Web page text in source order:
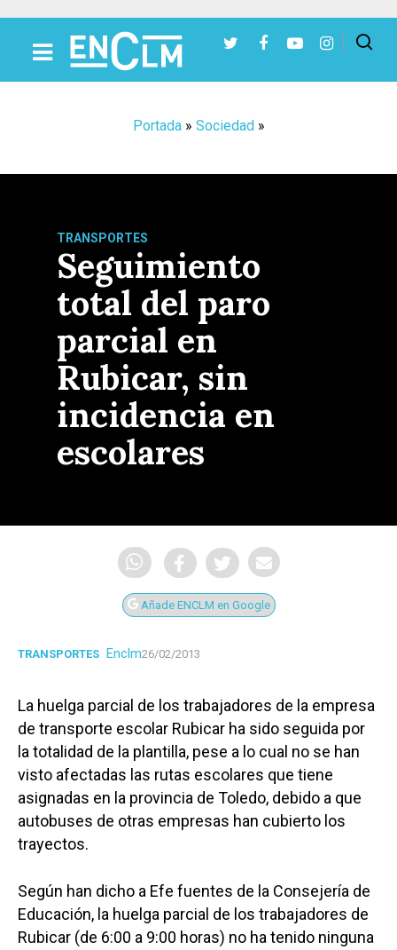
Portada» Sociedad»
TRANSPORTES
Seguimiento
total del paro
parcial en
Rubicar, sin
incidencia en
escolares
Añade ENCLM en Google
TRANSPORTES Enclm26/02/2013
La huelga parcial de los trabajadores de la empresa
de transporte escolar Rubicar ha sido seguida por
la totalidad de la plantilla, pese a lo cual no se han
visto afectadas las rutas escolares que tiene
asignadas en la provincia de Toledo, debido a que
autobuses de otras empresas han cubierto los
trayectos.
Según han dicho a Efe fuentes de la Consejería de
Educación, la huelga parcial de los trabajadores de
Rubicar (de 6:00 a 9:00 horas) no ha tenido ninguna